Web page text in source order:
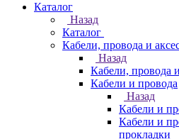
Каталог
Назад
Каталог
Кабели, провода и
Назад
Кабели, провода
Кабели и провода
Назад
Кабели и
Кабели и
прокладки